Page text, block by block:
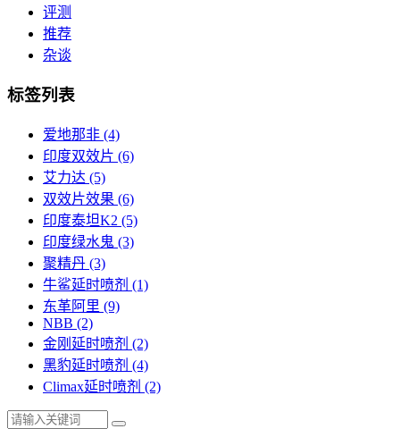
评测
推荐
杂谈
标签列表
爱地那非 (4)
印度双效片 (6)
艾力达 (5)
双效片效果 (6)
印度泰坦K2 (5)
印度绿水鬼 (3)
聚精丹 (3)
牛鲨延时喷剂 (1)
东革阿里 (9)
NBB (2)
金刚延时喷剂 (2)
黑豹延时喷剂 (4)
Climax延时喷剂 (2)